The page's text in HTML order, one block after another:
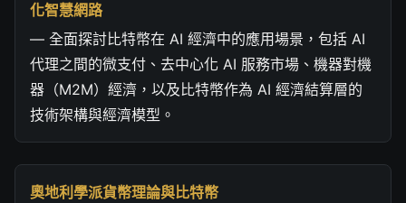
化智慧網路
— 全面探討比特幣在 AI 經濟中的應用場景，包括 AI
代理之間的微支付、去中心化 AI 服務市場、機器對機
器（M2M）經濟，以及比特幣作為 AI 經濟結算層的
技術架構與經濟模型。
奧地利學派貨幣理論與比特幣